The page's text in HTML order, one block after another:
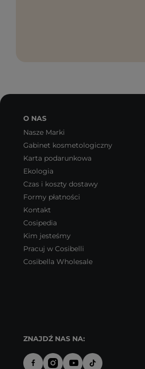
O NAS
Nasze Marki
Gabinet kosmetologiczny
Karta podarunkowa
Ekologia
Czas i koszty dostawy
Formy płatności
Kontakt
Cosipedia
Kim jesteśmy
Pracuj w Cosibelli
Cosibella Wholesale
ZNAJDŹ NAS NA: